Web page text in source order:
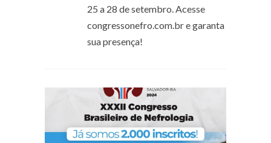
25 a 28 de setembro. Acesse
congressonefro.com.br e garanta
sua presença!